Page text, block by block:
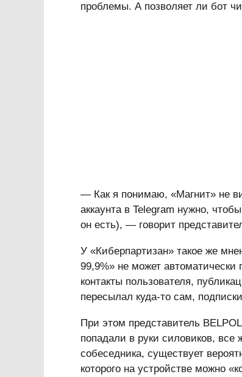
проблемы. А позволяет ли бот
— Как я понимаю, «Магнит» не
аккаунта в Telegram нужно,
он есть), — говорит
У «Киберпартизан» такое же
99,9%» не может автоматически
контакты пользователя,
пересылал куда-то сам,
При этом представитель
попадали в руки силовиков, все
собеседника, существует
которого на устройстве можно